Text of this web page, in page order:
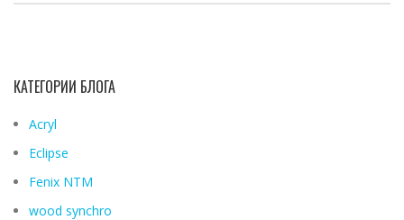
КАТЕГОРИИ БЛОГА
Acryl
Eclipse
Fenix ​​NTM
wood synchro